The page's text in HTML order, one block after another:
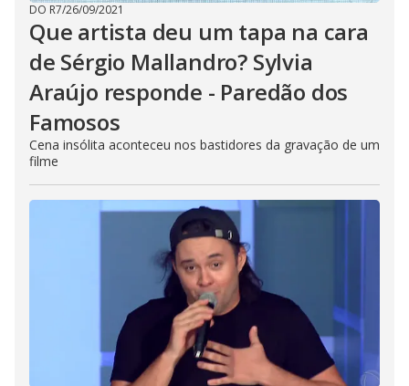
DO R7/26/09/2021
Que artista deu um tapa na cara
de Sérgio Mallandro? Sylvia
Araújo responde - Paredão dos
Famosos
Cena insólita aconteceu nos bastidores da gravação de um
filme